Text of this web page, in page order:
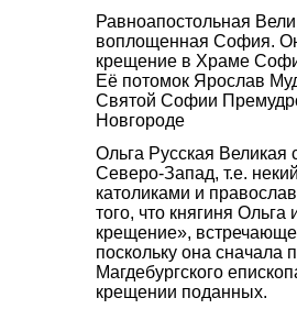
Равноапостольная
воплощенная София.
крещение в Храме
Её потомок Ярослав
Святой Софии
Новгороде
Ольга Русская Великая
Северо-Запад, т.е.
католиками и
того, что княгиня
крещение»,
поскольку она сначала
Магдебургского
крещении поданных.